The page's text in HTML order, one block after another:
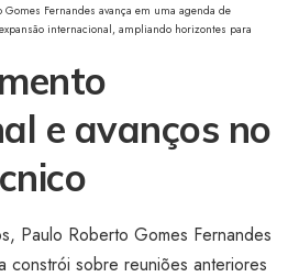
Gomes Fernandes avança em uma agenda de
internacional, ampliando horizontes para
e avanços no
Paulo Roberto Gomes Fernandes
constrói sobre reuniões anteriores